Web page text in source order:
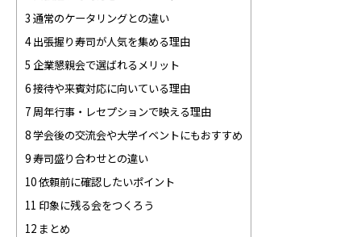
3 通常のケータリングとの違い
4 出張握り寿司が人気を集める理由
5 企業懇親会で選ばれるメリット
6 接待や来賓対応に向いている理由
7 周年行事・レセプションで映える理由
8 学会後の交流会や大学イベントにもおすすめ
9 寿司盛り合わせとの違い
10 依頼前に確認したいポイント
11 印象に残る会をつくろう
12 まとめ